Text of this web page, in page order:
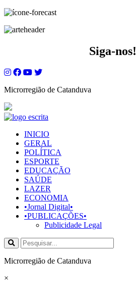
Siga-nos!
Microrregião de Catanduva
INICIO
GERAL
POLÍTICA
ESPORTE
EDUCAÇÃO
SAÚDE
LAZER
ECONOMIA
•Jornal Digital•
•PUBLICAÇÕES•
Publicidade Legal
Microrregião de Catanduva
×